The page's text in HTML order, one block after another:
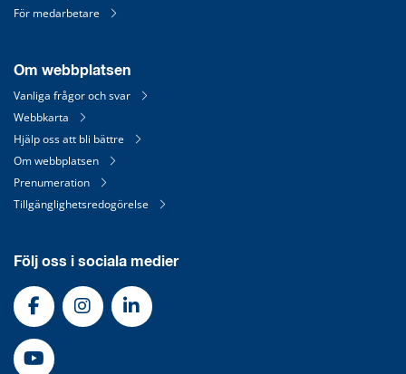
För medarbetare
Om webbplatsen
Vanliga frågor och svar
Webbkarta
Hjälp oss att bli bättre
Om webbplatsen
Prenumeration
Tillgänglighetsredogörelse
Följ oss i sociala medier